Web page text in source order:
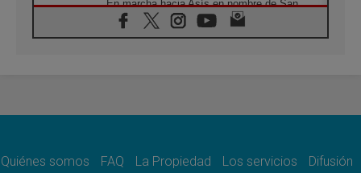
En marcha hacia Asís en nombre de San
Francisco, a la espera de León
05.08.2026
quienes bendicen la guerra
Quiénes somos FAQ La Propiedad Los servicios Difusión